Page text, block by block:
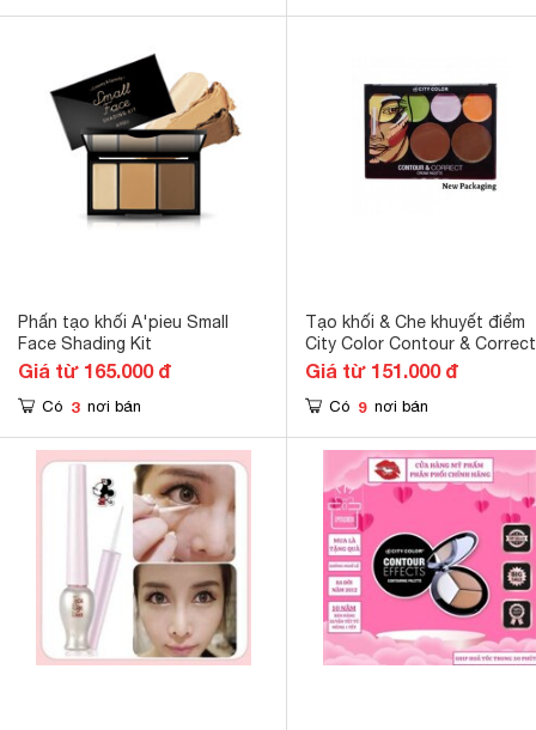
Phấn tạo khối A'pieu Small
Face Shading Kit
Giá từ 165.000 đ
Có 3 nơi bán
Tạo khối & Che khuyết điểm
City Color Contour & Correct
Cream Palette
Giá từ 151.000 đ
Có 9 nơi bán